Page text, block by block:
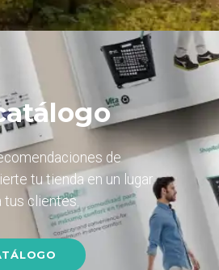
de
tu tienda en un lugar
tus clientes.